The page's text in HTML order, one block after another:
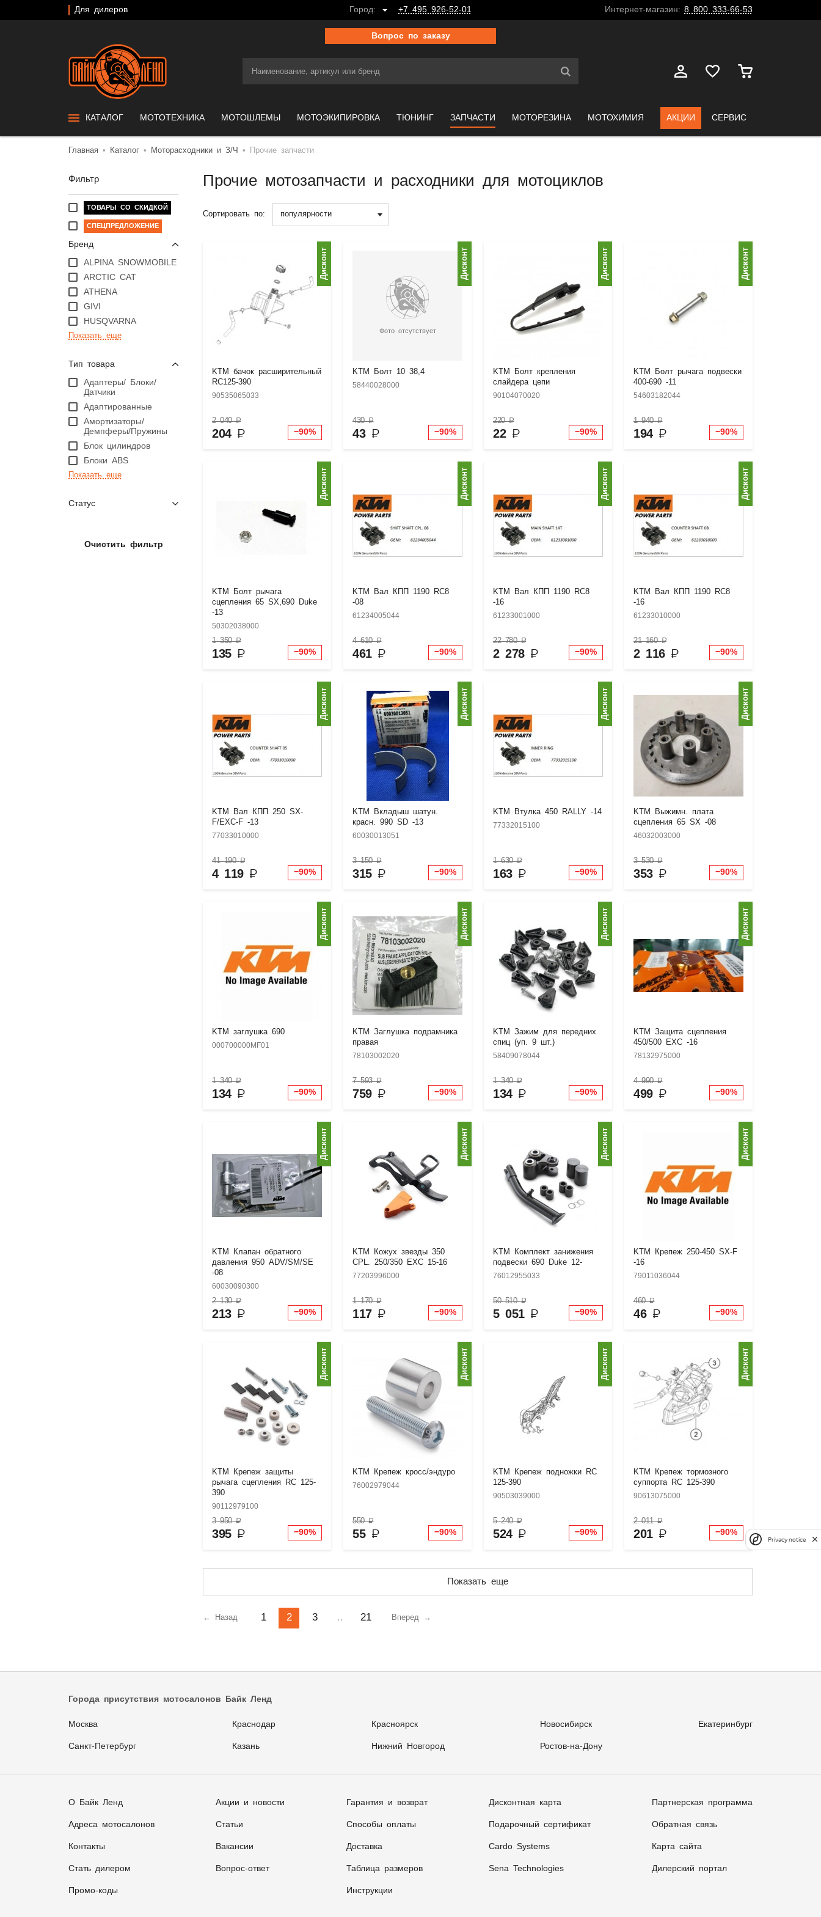
Для дилеров Город: +7 495 926-52-01 Интернет-магазин: 8 800 333-66-53
Вопрос по заказу
КАТАЛОГ МОТОТЕХНИКА МОТОШЛЕМЫ МОТОЭКИПИРОВКА ТЮНИНГ ЗАПЧАСТИ МОТОРЕЗИНА МОТОХИМИЯ АКЦИИ СЕРВИС
Главная Каталог Моторасходники и З/Ч Прочие запчасти
Фильтр
ТОВАРЫ СО СКИДКОЙ
СПЕЦПРЕДЛОЖЕНИЕ
Бренд
ALPINA SNOWMOBILE
ARCTIC CAT
ATHENA
GIVI
HUSQVARNA
Показать еще
Тип товара
Адаптеры/ Блоки/
Датчики
Адаптированные
Амортизаторы/
Демпферы/Пружины
Блок цилиндров
Блоки ABS
Показать еще
Статус
Очистить фильтр
Прочие мотозапчасти и расходники для мотоциклов
Сортировать по: популярности
KTM бачок расширительный
RC125-390
90535065033
2 040₽
204 ₽ −90%
Дисконт
Фото отсутствует
KTM Болт 10 38,4
58440028000
430₽
43 ₽ −90%
Дисконт
KTM Болт крепления
слайдера цепи
90104070020
220₽
22 ₽ −90%
Дисконт
KTM Болт рычага подвески
400-690 -11
54603182044
1 940₽
194 ₽ −90%
Дисконт
KTM Болт рычага
сцепления 65 SX,690 Duke
-13
50302038000
1 350₽
135 ₽ −90%
Дисконт
KTM Вал КПП 1190 RC8
-08
61234005044
4 610₽
461 ₽ −90%
Дисконт
KTM Вал КПП 1190 RC8
-16
61233001000
22 780₽
2 278 ₽ −90%
Дисконт
KTM Вал КПП 1190 RC8
-16
61233010000
21 160₽
2 116 ₽ −90%
Дисконт
KTM Вал КПП 250 SX-
F/EXC-F -13
77033010000
41 190₽
4 119 ₽ −90%
Дисконт
KTM Вкладыш шатун.
красн. 990 SD -13
60030013051
3 150₽
315 ₽ −90%
Дисконт
KTM Втулка 450 RALLY -14
77332015100
1 630₽
163 ₽ −90%
Дисконт
KTM Выжимн. плата
сцепления 65 SX -08
46032003000
3 530₽
353 ₽ −90%
Дисконт
KTM заглушка 690
000700000MF01
1 340₽
134 ₽ −90%
Дисконт
KTM Заглушка подрамника
правая
78103002020
7 593₽
759 ₽ −90%
Дисконт
KTM Зажим для передних
спиц (уп. 9 шт.)
58409078044
1 340₽
134 ₽ −90%
Дисконт
KTM Защита сцепления
450/500 EXC -16
78132975000
4 990₽
499 ₽ −90%
Дисконт
KTM Клапан обратного
давления 950 ADV/SM/SE
-08
60030090300
2 130₽
213 ₽ −90%
Дисконт
KTM Кожух звезды 350
CPL. 250/350 EXC 15-16
77203996000
1 170₽
117 ₽ −90%
Дисконт
KTM Комплект занижения
подвески 690 Duke 12-
76012955033
50 510₽
5 051 ₽ −90%
Дисконт
KTM Крепеж 250-450 SX-F
-16
79011036044
460₽
46 ₽ −90%
Дисконт
KTM Крепеж защиты
рычага сцепления RC 125-
390
90112979100
3 950₽
395 ₽ −90%
Дисконт
KTM Крепеж кросс/эндуро
76002979044
550₽
55 ₽ −90%
Дисконт
KTM Крепеж подножки RC
125-390
90503039000
5 240₽
524 ₽ −90%
Дисконт
KTM Крепеж тормозного
суппорта RC 125-390
90613075000
2 011₽
201 ₽ −90%
Дисконт
Показать еще
← Назад 1 2 3 .. 21 Вперед →
Города присутствия мотосалонов Байк Ленд
Москва
Санкт-Петербург
Краснодар
Казань
Красноярск
Нижний Новгород
Новосибирск
Ростов-на-Дону
Екатеринбург
О Байк Ленд
Адреса мотосалонов
Контакты
Стать дилером
Промо-коды
Акции и новости
Статьи
Вакансии
Вопрос-ответ
Гарантия и возврат
Способы оплаты
Доставка
Таблица размеров
Инструкции
Дисконтная карта
Подарочный сертификат
Cardo Systems
Sena Technologies
Партнерская программа
Обратная связь
Карта сайта
Дилерский портал
Privacy notice